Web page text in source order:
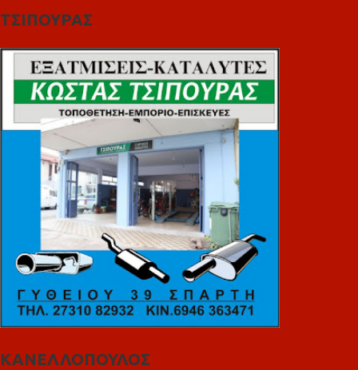
ΤΣΙΠΟΥΡΑΣ
ΚΑΝΕΛΛΟΠΟΥΛΟΣ